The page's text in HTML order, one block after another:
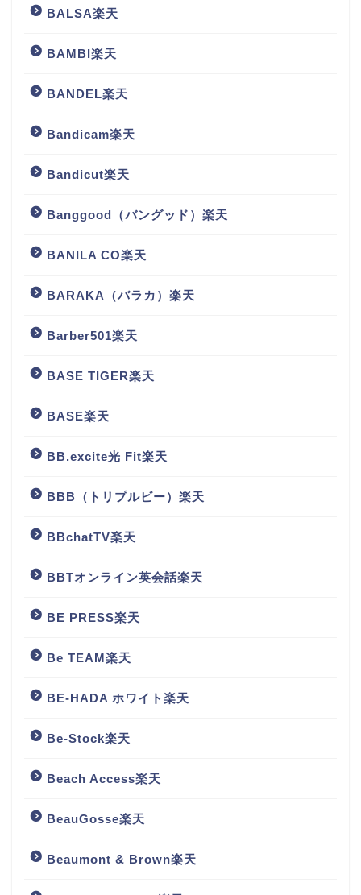
BALSA楽天
BAMBI楽天
BANDEL楽天
Bandicam楽天
Bandicut楽天
Banggood（バングッド）楽天
BANILA CO楽天
BARAKA（バラカ）楽天
Barber501楽天
BASE TIGER楽天
BASE楽天
BB.excite光 Fit楽天
BBB（トリプルビー）楽天
BBchatTV楽天
BBTオンライン英会話楽天
BE PRESS楽天
Be TEAM楽天
BE-HADA ホワイト楽天
Be-Stock楽天
Beach Access楽天
BeauGosse楽天
Beaumont & Brown楽天